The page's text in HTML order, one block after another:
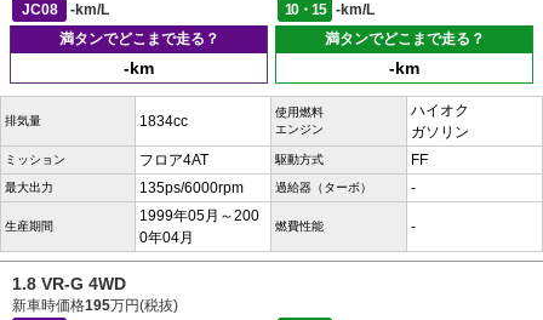
JC08
-km/L 10・15
-km/L
満タンでどこまで走る？
-km
満タンでどこまで走る？
-km
排気量 1834cc
使用燃料
エンジン
ハイオク
ガソリン
ミッション フロア4AT 駆動方式 FF
最大出力 135ps/6000rpm 過給器（ターボ） -
生産期間
1999年05月～200
0年04月
燃費性能 -
1.8 VR-G 4WD
新車時価格195万円(税抜)